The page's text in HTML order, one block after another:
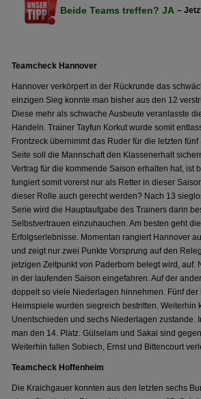
Beide Teams treffen? JA –
Teamcheck Hannover
Hannover verkörpert in der Rückrunde das
einzigen Sieg konnte man bisher aus den 12
Diese mehr als schwache Ausbeute veranlasste
Handeln. Trainer Tayfun Korkut wurde somit
Frontzeck übernimmt das Ruder für die letzten
Seite soll die Mannschaft den Klassenerhalt
Vertrag für die kommende Saison erhalten hat, ist
fungiert somit vorerst nur als Retter in dieser
dieser Rolle auch gerecht werden? Nach 13
Serie wird die Hauptaufgabe des Trainers darin
Selbstvertrauen einzuhauchen. Am besten geht
Erfolgserlebnisse. Momentan rangiert Hannover
und zeigt nur zwei Punkte Vorsprung auf den
jetzigen Zeitpunkt von Paderborn belegt wird, auf.
in der laufenden Saison eingefahren. Auf der
doppelt so viele Niederlagen hinnehmen. Fünf
Heimspiele wurden siegreich bestritten. Weiterhin
Unentschieden und sechs Niederlagen zustande.
man den 14. Platz. Gülselam und Sakai sind
Weiterhin fallen Sobiech, Ernst und Bittencourt
Teamcheck Hoffenheim
Die Kraichgauer konnten aus den letzten sechs